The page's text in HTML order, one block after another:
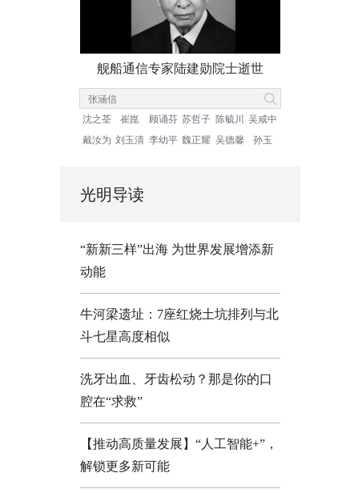
舰船通信专家陆建勋院士逝世
沈之荃 崔崑 顾诵芬 苏哲子 陈毓川
吴咸中
戴汝为 刘玉清 李幼平 魏正耀 吴德馨 孙玉
光明导读
“新新三样”出海 为世界发展增添新
动能
牛河梁遗址：7座红烧土坑排列与北
斗七星高度相似
洗牙出血、牙齿松动？那是你的口
腔在“求救”
【推动高质量发展】“人工智能+”，
解锁更多新可能